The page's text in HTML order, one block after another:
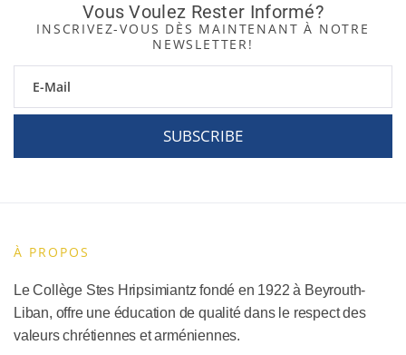
Vous Voulez Rester Informé?
INSCRIVEZ-VOUS DÈS MAINTENANT À NOTRE
NEWSLETTER!
SUBSCRIBE
À PROPOS
Le Collège Stes Hripsimiantz fondé en 1922 à Beyrouth-
Liban, offre une éducation de qualité dans le respect des
valeurs chrétiennes et arméniennes.